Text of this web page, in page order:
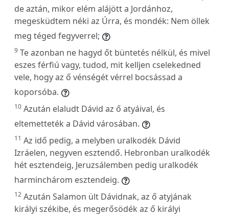
de aztán, mikor elém alájött a Jordánhoz,
megesküdtem néki az Úrra, és mondék: Nem öllek
meg téged fegyverrel;
9 Te azonban ne hagyd őt büntetés nélkül, és mivel
eszes férfiú vagy, tudod, mit kelljen cselekedned
vele, hogy az ő vénségét vérrel bocsássad a
koporsóba.
10 Azután elaludt Dávid az ő atyáival, és
eltemetteték a Dávid városában.
11 Az idő pedig, a melyben uralkodék Dávid
Izráelen, negyven esztendő. Hebronban uralkodék
hét esztendeig, Jeruzsálemben pedig uralkodék
harminchárom esztendeig.
12 Azután Salamon ült Dávidnak, az ő atyjának
királyi székibe, és megerősödék az ő királyi